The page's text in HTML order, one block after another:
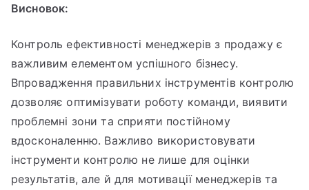
Висновок:
Контроль ефективності менеджерів з продажу є
важливим елементом успішного бізнесу.
Впровадження правильних інструментів контролю
дозволяє оптимізувати роботу команди, виявити
проблемні зони та сприяти постійному
вдосконаленню. Важливо використовувати
інструменти контролю не лише для оцінки
результатів, але й для мотивації менеджерів та